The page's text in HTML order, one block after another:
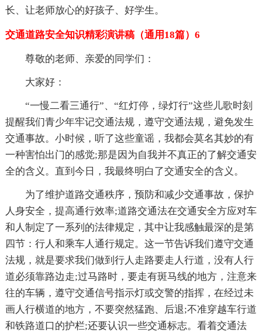
长、让老师放心的好孩子、好学生。
交通道路安全知识精彩演讲稿（通用18篇）6
尊敬的老师、亲爱的同学们：
大家好：
“一慢二看三通行”、“红灯停，绿灯行”这些儿歌时刻
提醒我们青少年牢记交通法规，遵守交通法规，避免发生
交通事故。小时候，听了这些童谣，我都会莫名其妙的有
一种害怕出门的感觉;那是因为自我并不真正的了解交通安
全的含义。直到今日，我最终明白了交通安全的含义。
为了维护道路交通秩序，预防和减少交通事故，保护
人身安全，提高通行效率;道路交通法在交通安全方应对车
和人制定了一系列的法律规定，其中让我感触最深的是第
四节：行人和乘车人通行规定。这一节告诉我们遵守交通
法规，就是要求我们做到行人走路要走人行道，没有人行
道必须靠路边走;过马路时，要走有斑马线的地方，注意来
往的车辆，遵守交通信号指示灯或交警的指挥，在经过未
画人行横道的地方，不要突然猛跑、后退;不准穿越车行道
和铁路道口的护栏;还要认识一些交通标志。看着交通法